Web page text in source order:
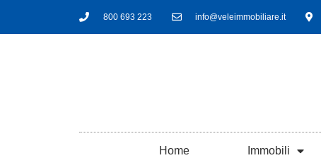
800 693 223 info@veleimmobiliare.it
Home Immobili